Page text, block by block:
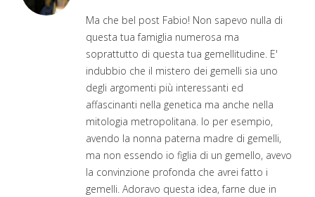
Ma che bel post Fabio! Non sapevo nulla di
questa tua famiglia numerosa ma
soprattutto di questa tua gemellitudine. E'
indubbio che il mistero dei gemelli sia uno
degli argomenti più interessanti ed
affascinanti nella genetica ma anche nella
mitologia metropolitana. Io per esempio,
avendo la nonna paterna madre di gemelli,
ma non essendo io figlia di un gemello, avevo
la convinzione profonda che avrei fatto i
gemelli. Adoravo questa idea, farne due in